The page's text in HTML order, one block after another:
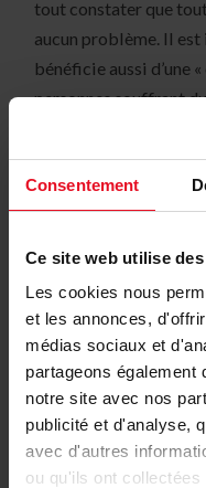
Consentement
Ce site web utilise
Les cookies nous
et les annonces,
médias sociaux et
partageons également
notre site avec nos
publicité et d'analyse,
avec d'autres
ou qu'ils ont
tout constater que tout
aucun problème. Il
bénéficie aussi d’une
personnes souffrant
Unit. Ce centre gère
différents projets de
matériel logistique. La
proviennent du centre
Ce voyage m’a donné
MSF et d’apprécier
collaborateurs venant
les jours pour un
médicaux